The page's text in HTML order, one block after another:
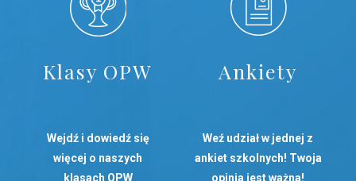
Klasy OPW
Wejdź i dowiedź się
więcej o naszych
klasach OPW
Ankiety
Weź udział w jednej z
ankiet szkolnych! Twoja
opinia jest ważna!